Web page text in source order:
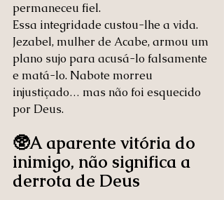
permaneceu fiel.
Essa integridade custou-lhe a vida.
Jezabel, mulher de Acabe, armou um
plano sujo para acusá-lo falsamente
e matá-lo. Nabote morreu
injustiçado… mas não foi esquecido
por Deus.
🥸A aparente vitória do
inimigo, não significa a
derrota de Deus